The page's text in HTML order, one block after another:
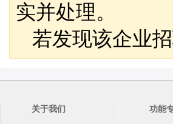
实并处理。
若发现该企业
关于我们 功能